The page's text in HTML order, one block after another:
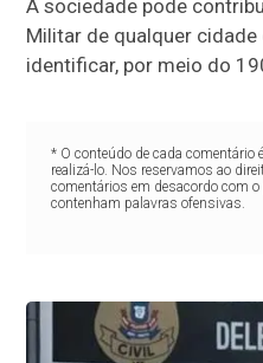
A sociedade pode
Militar de qualquer
identificar, por meio do
* O conteúdo de cada comentário
realizá-lo. Nos reservamos ao
comentários em desacordo com
contenham palavras ofensivas.